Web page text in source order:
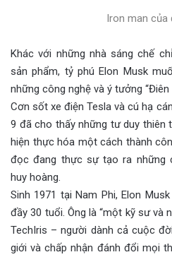
Iron man của
Khác với những nhà sáng chế
sản phẩm, tỷ phú Elon Musk
những công nghệ và ý tưởng “Điên
Cơn sốt xe điện Tesla và cú hạ
9 đã cho thấy những tư duy thiên
hiện thực hóa một cách thành
đọc đang thực sự tạo ra những
huy hoàng.
Sinh 1971 tại Nam Phi, Elon
đầy 30 tuổi. Ông là “một kỹ sư và
TechIris – người dành cả cuộc
giới và chấp nhận đánh đổi mọi